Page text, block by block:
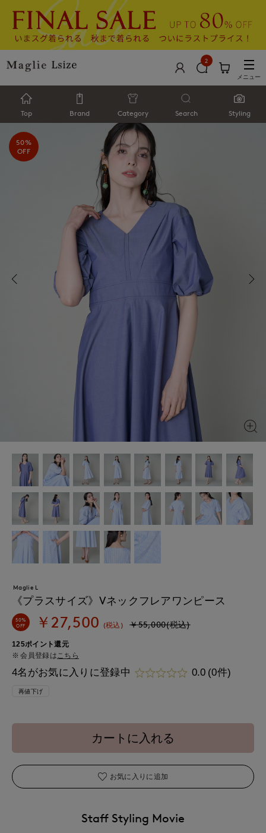
2
メニュー
Top Brand Category Search Styling
50%
OFF
Maglie L
《プラスサイズ》Vネックフレアワンピース
50%
OFF
￥27,500 (税込) ￥55,000(税込)
125ポイント還元
会員登録は こちら
4名がお気に入りに登録中 0.0 (0件)
再値下げ
カートに入れる
お気に入りに追加
Staff Styling Movie